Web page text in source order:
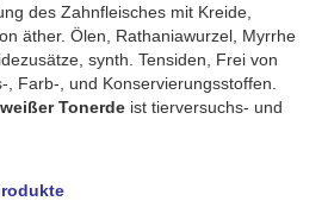
des Zahnfleisches mit Kreide,
äther. Ölen, Rathaniawurzel, Myrrhe
synth. Tensiden, Frei von
Farb-, und Konservierungsstoffen.
Tonerde ist tierversuchs- und